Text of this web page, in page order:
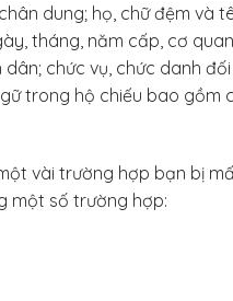
dung; họ, chữ đệm và
tháng, năm cấp, cơ
chức vụ, chức danh
trong hộ chiếu bao gồm
vài trường hợp bạn bị
một số trường hợp: